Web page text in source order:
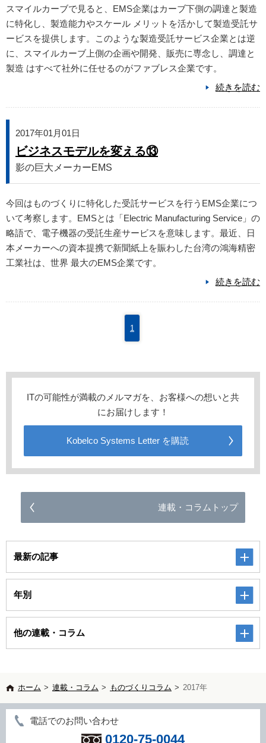
スマイルカーブで見ると、EMS企業はカーブ下側の調達と製造
に特化し、製造能力やスケール メリットを活かして製造受託サ
ービスを提供します。このような製造受託サービス企業とは逆
に、スマイルカーブ上側の企画や開発、販売に専念し、調達と
製造 はすべて社外に任せるのがファブレス企業です。
続きを読む
2017年01月01日
ビジネスモデルを変える⑬
影の巨大メーカーEMS
今回はものづくりに特化した受託サービスを行うEMS企業につ
いて考察します。EMSとは「Electric Manufacturing Service」の
略語で、電子機器の受託生産サービスを意味します。最近、日
本メーカーへの資本提携で新聞紙上を賑わした台湾の鴻海精密
工業社は、世界 最大のEMS企業です。
続きを読む
1
ITの可能性が満載のメルマガを、お客様への想いと共
にお届けします！
Kobelco Systems Letter を購読
連載・コラムトップ
最新の記事
年別
他の連載・コラム
ホーム > 連載・コラム > ものづくりコラム > 2017年
電話でのお問い合わせ
0120-75-0044